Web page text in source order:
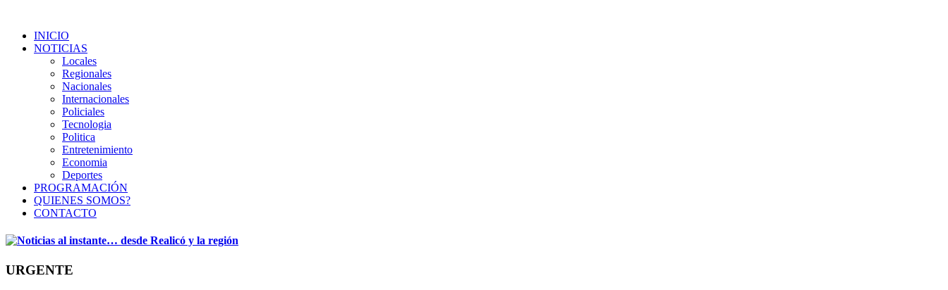
INICIO
NOTICIAS
Locales
Regionales
Nacionales
Internacionales
Policiales
Tecnologia
Politica
Entretenimiento
Economia
Deportes
PROGRAMACIÓN
QUIENES SOMOS?
CONTACTO
URGENTE